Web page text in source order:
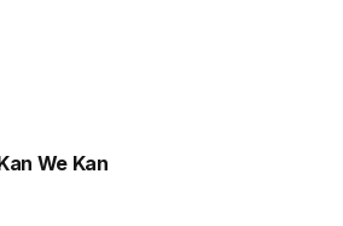
We Kan